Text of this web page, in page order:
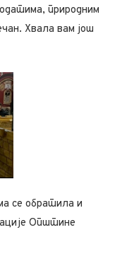
природним
Хвала вам још
се обратила и
Општине